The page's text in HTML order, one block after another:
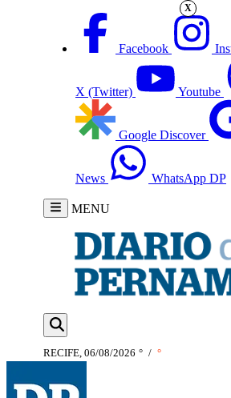
Facebook
X (Twitter) Youtube
Google Discover
News WhatsApp DP
MENU
RECIFE, 06/08/2026 ° / °
X